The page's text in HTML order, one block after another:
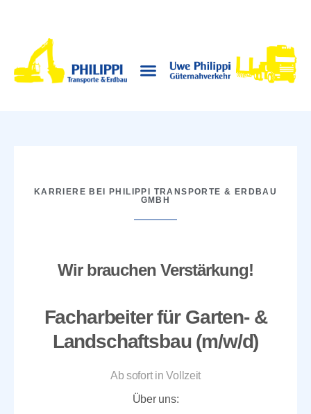
KARRIERE BEI PHILIPPI TRANSPORTE & ERDBAU
GMBH
Wir brauchen Verstärkung!
Facharbeiter für Garten- &
Landschaftsbau (m/w/d)
Ab sofort in Vollzeit
Über uns: